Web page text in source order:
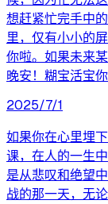
想赶紧忙完手中
里，仅有小小的
你啦。如果未来
晚安！糊宝活宝
2025/7/1
如果你在心里埋
课，在人的一生
是从悲叹和绝望
战的那一天，无